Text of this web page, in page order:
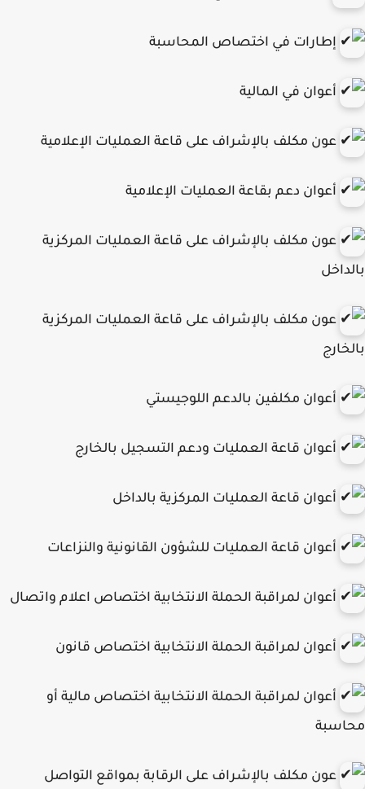
إطارات في اختصاص المحاسبة
أعوان في المالية
عون مكلف بالإشراف على قاعة العمليات الإعلامية
أعوان دعم بقاعة العمليات الإعلامية
عون مكلف بالإشراف على قاعة العمليات المركزية
عون مكلف بالإشراف على قاعة العمليات المركزية
أعوان مكلفين بالدعم اللوجيستي
أعوان قاعة العمليات ودعم التسجيل بالخارج
أعوان قاعة العمليات المركزية بالداخل
أعوان قاعة العمليات للشؤون القانونية والنزاعات
أعوان لمراقبة الحملة الانتخابية اختصاص اعلام واتصال
أعوان لمراقبة الحملة الانتخابية اختصاص قانون
أعوان لمراقبة الحملة الانتخابية اختصاص مالية أو
عون مكلف بالإشراف على الرقابة بمواقع التواصل